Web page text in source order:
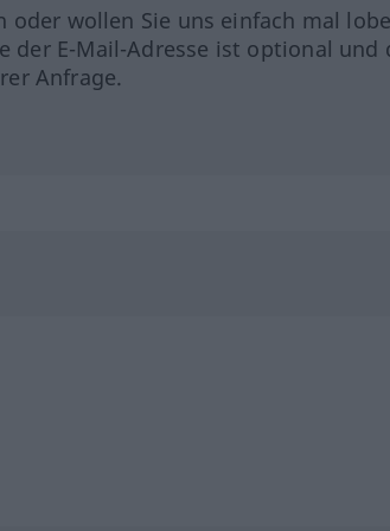
wollen Sie uns einfach mal
der E-Mail-Adresse ist optional und
Anfrage.